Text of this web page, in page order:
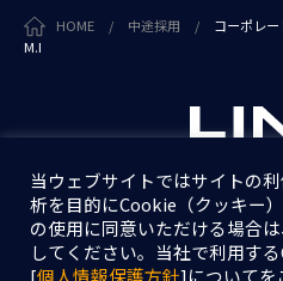
HOME / 中途採用 /
コーポレ
M.I
個人情報
情報セキュリ
当ウェブサイトではサイトの
析を目的にCookie（クッキー
の使用に同意いただける場合
してください。当社で利用す
[個人情報保護方針]についてを